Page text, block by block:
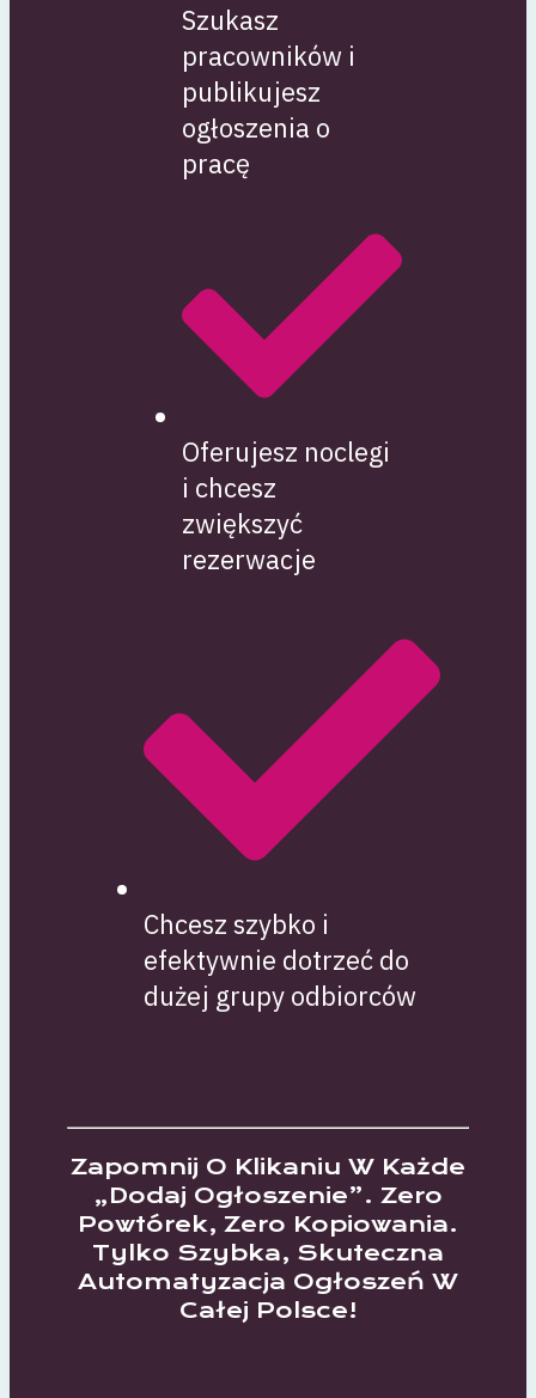
Szukasz
pracowników i
publikujesz
ogłoszenia o
pracę
Oferujesz noclegi
i chcesz
zwiększyć
rezerwacje
Chcesz szybko i
efektywnie dotrzeć do
dużej grupy odbiorców
Zapomnij O Klikaniu W Każde
„dodaj Ogłoszenie”. Zero
Powtórek, Zero Kopiowania.
Tylko Szybka, Skuteczna
Automatyzacja Ogłoszeń W
Całej Polsce!